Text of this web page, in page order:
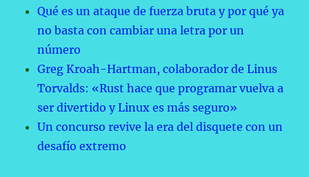
Qué es un ataque de fuerza bruta y por qué ya
no basta con cambiar una letra por un
número
Greg Kroah-Hartman, colaborador de Linus
Torvalds: «Rust hace que programar vuelva a
ser divertido y Linux es más seguro»
Un concurso revive la era del disquete con un
desafío extremo